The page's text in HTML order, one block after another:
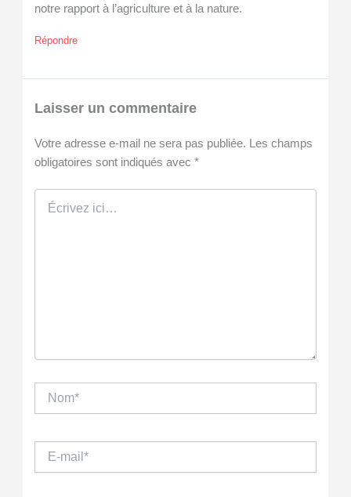
notre rapport à l’agriculture et à la nature.
Répondre
Laisser un commentaire
Votre adresse e-mail ne sera pas publiée.
Les champs
obligatoires sont indiqués avec *
ici…
mail*